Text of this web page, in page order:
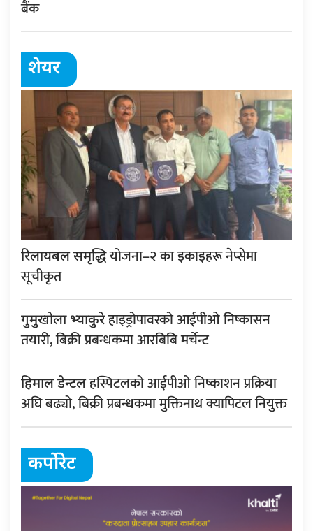
बैंक
शेयर
रिलायबल समृद्धियोजना–२ का इकाइहरू नेप्सेमा
सूचीकृत
गुमुखोला भ्याकुरेहाइड्रोपावरको आईपीओ निष्कासन
तयारी, बिक्री प्रबन्धकमा आरबिबि मर्चेन्ट
हिमाल डेन्टलहस्पिटलको आईपीओ निष्काशन प्रक्रिया
अघि बढ्यो, बिक्री प्रबन्धकमा मुक्तिनाथ क्यापिटल नियुक्त
कर्पोरेट